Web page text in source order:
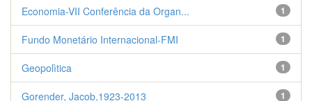
1
Economia-VII Conferência da Organ...
1
Fundo Monetário Internacional-FMI
1
Geopolìtica
1
Gorender, Jacob,1923-2013